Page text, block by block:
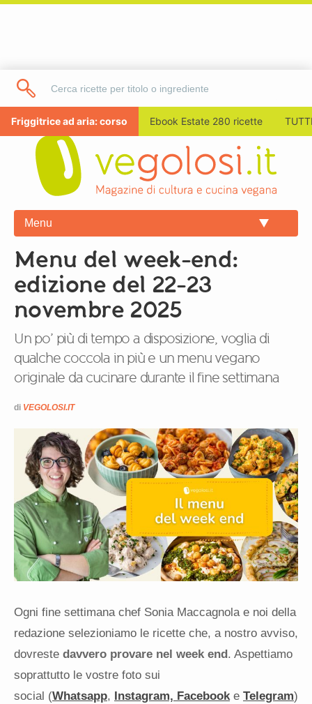
Friggitrice ad aria: corso Ebook Estate 280 ricette
Menu
Menu del week-end:
edizione del 22-23
novembre 2025
Un po’ più di tempo a disposizione, voglia di
qualche coccola in più e un menu vegano
originale da cucinare durante il fine settimana
di VEGOLOSI.IT
Ogni fine settimana chef Sonia Maccagnola e noi della
redazione selezioniamo le ricette che, a nostro avviso,
dovreste davvero provare nel week end . Aspettiamo
soprattutto le vostre foto sui
social (Whatsapp, Instagram, Facebooke Telegram)